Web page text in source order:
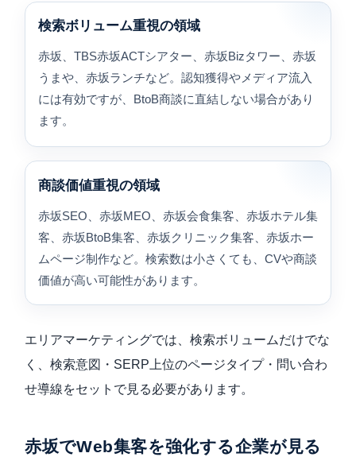
検索ボリューム重視の領域
赤坂、TBS赤坂ACTシアター、赤坂Bizタワー、赤坂
うまや、赤坂ランチなど。認知獲得やメディア流入
には有効ですが、BtoB商談に直結しない場合があり
ます。
商談価値重視の領域
赤坂SEO、赤坂MEO、赤坂会食集客、赤坂ホテル集
客、赤坂BtoB集客、赤坂クリニック集客、赤坂ホー
ムページ制作など。検索数は小さくても、CVや商談
価値が高い可能性があります。
エリアマーケティングでは、検索ボリュームだけでな
く、検索意図・SERP上位のページタイプ・問い合わ
せ導線をセットで見る必要があります。
赤坂でWeb集客を強化する企業が見る